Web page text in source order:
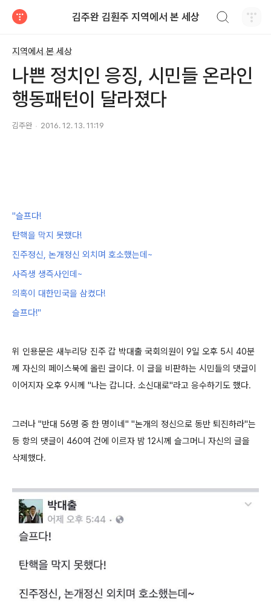
김주완 김훤주 지역에서 본 세상
지역에서 본 세상
나쁜 정치인 응징, 시민들 온라인
행동패턴이 달라졌다
김주완 2016. 12. 13. 11:19
"슬프다!
탄핵을 막지 못했다!
진주정신, 논개정신 외치며 호소했는데~
사즉생 생즉사인데~
의혹이 대한민국을 삼켰다!
슬프다!"
위 인용문은 새누리당 진주 갑 박대출 국회의원이 9일 오후 5시 40분
께 자신의 페이스북에 올린 글이다. 이 글을 비판하는 시민들의 댓글이
이어지자 오후 9시께 "나는 갑니다. 소신대로"라고 응수하기도 했다.
그러나 "반대 56명 중 한 명이네" "논개의 정신으로 동반 퇴진하라"는
등 항의 댓글이 460여 건에 이르자 밤 12시께 슬그머니 자신의 글을
삭제했다.